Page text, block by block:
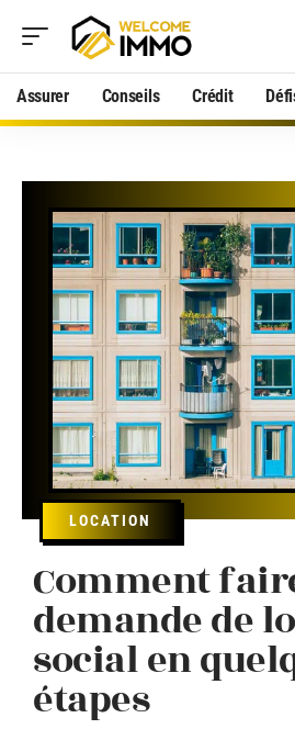
Assurer Conseils Crédit
LOCATION
Comment
demande de
social en
étapes